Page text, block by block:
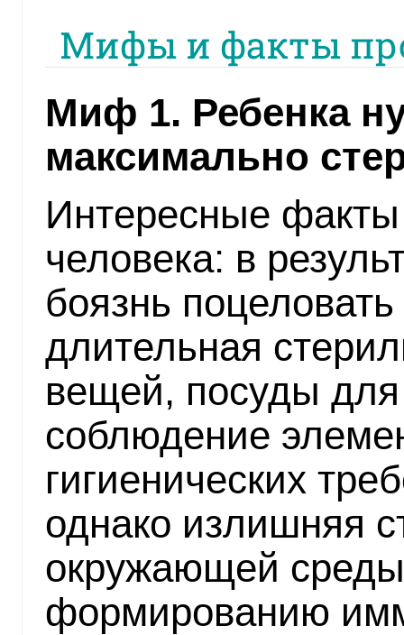
Мифы и факты
Миф 1. Ребенка
максимально
Интересные
человека: в
боязнь
длительная
вещей, посуды
соблюдение
гигиенических
однако излишняя
окружающей
формированию